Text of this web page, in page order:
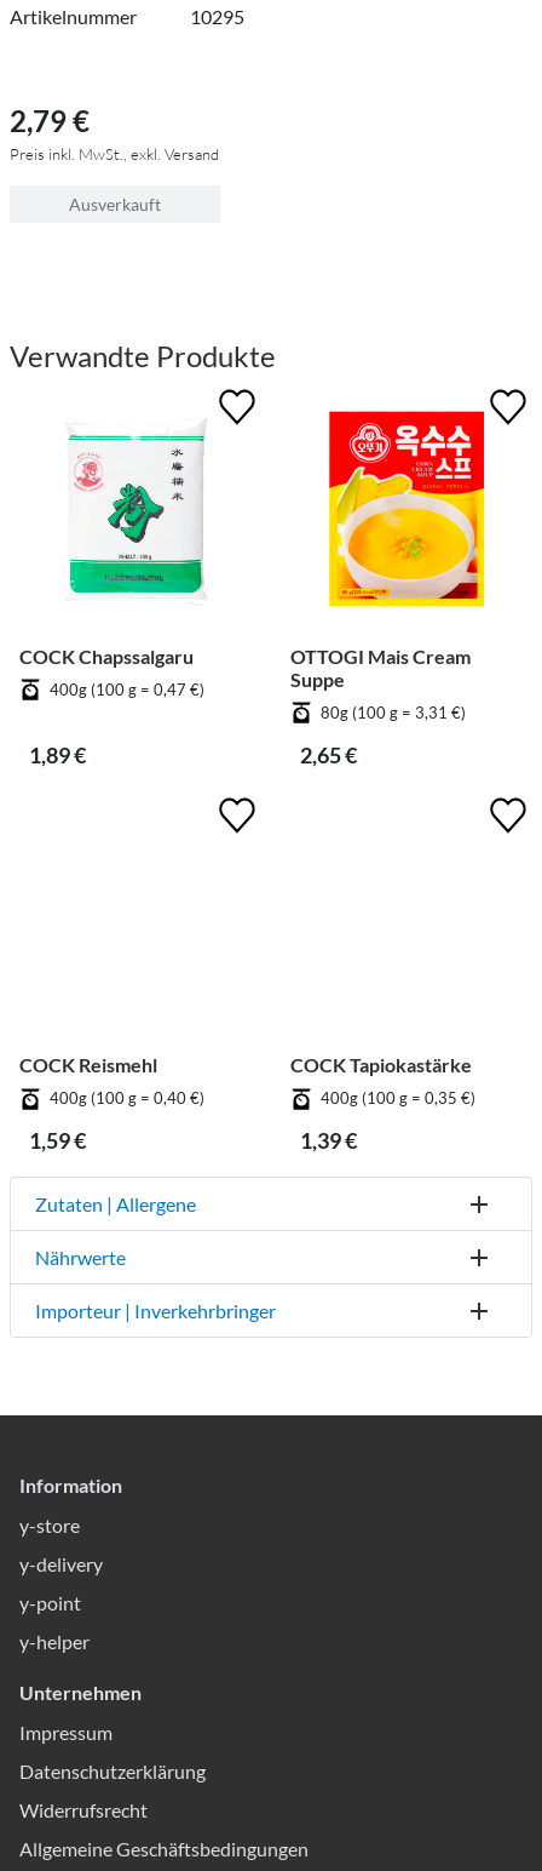
Artikelnummer 10295
2,79 €
Preis inkl. MwSt., exkl. Versand
Ausverkauft
Verwandte Produkte
COCK Chapssalgaru
400g (100 g = 0,47 €)
1,89 €
OTTOGI Mais Cream
Suppe
80g (100 g = 3,31 €)
2,65 €
COCK Reismehl
400g (100 g = 0,40 €)
1,59 €
COCK Tapiokastärke
400g (100 g = 0,35 €)
1,39 €
Zutaten | Allergene
Nährwerte
Importeur | Inverkehrbringer
Information
y-store
y-delivery
y-point
y-helper
Unternehmen
Impressum
Datenschutzerklärung
Widerrufsrecht
Allgemeine Geschäftsbedingungen